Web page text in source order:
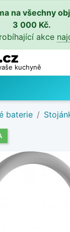
na všechny
3 000 Kč.
akce
kuchyně
baterie